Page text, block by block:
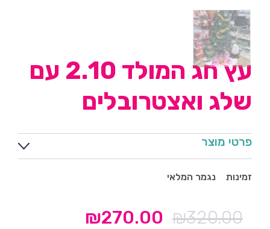
עץ חג המולד 2.10 עם
שלג ואצטרובלים
פרטי מוצר
זמינות נגמר המלאי
₪320.00
המחיר
₪270.00